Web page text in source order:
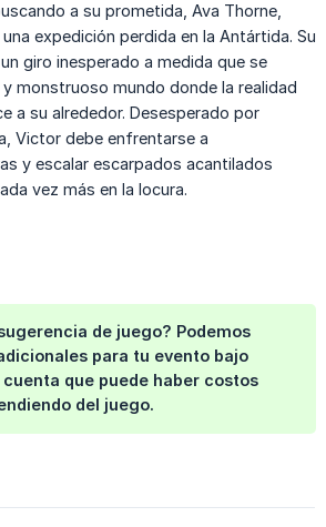
a su prometida, Ava Thorne,
expedición perdida en la Antártida. Su
giro inesperado a medida que se
monstruoso mundo donde la realidad
a su alrededor. Desesperado por
Victor debe enfrentarse a
y escalar escarpados acantilados
vez más en la locura.
de juego? Podemos
para tu evento bajo
que puede haber costos
del juego.